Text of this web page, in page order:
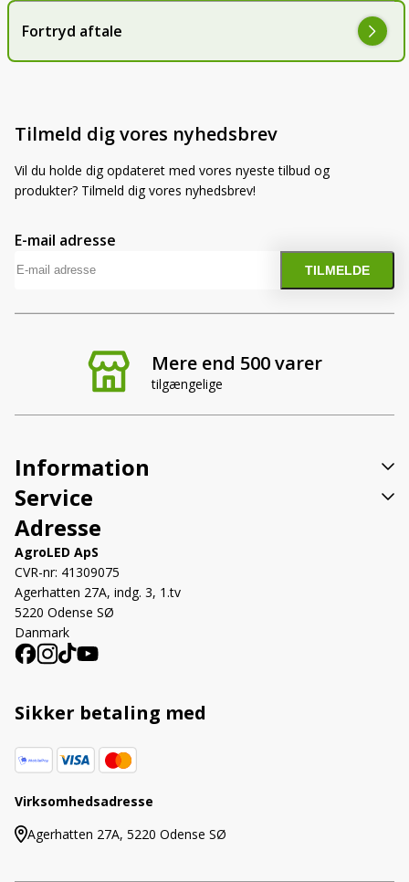
Mere end 500 varer
tilgængelige
Fortryd aftale
Tilmeld dig vores nyhedsbrev
Vil du holde dig opdateret med vores nyeste tilbud og
produkter? Tilmeld dig vores nyhedsbrev!
E-mail adresse
Information
Service
Adresse
AgroLED ApS
CVR-nr: 41309075
Agerhatten 27A, indg. 3, 1.tv
5220 Odense SØ
Danmark
Sikker betaling med
Virksomhedsadresse
Agerhatten 27A, 5220 Odense SØ